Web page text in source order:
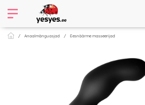
Anaalmänguasjad Eesnäärme masseerijad